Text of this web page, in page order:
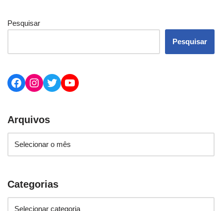
Pesquisar
Pesquisar
Arquivos
Categorias